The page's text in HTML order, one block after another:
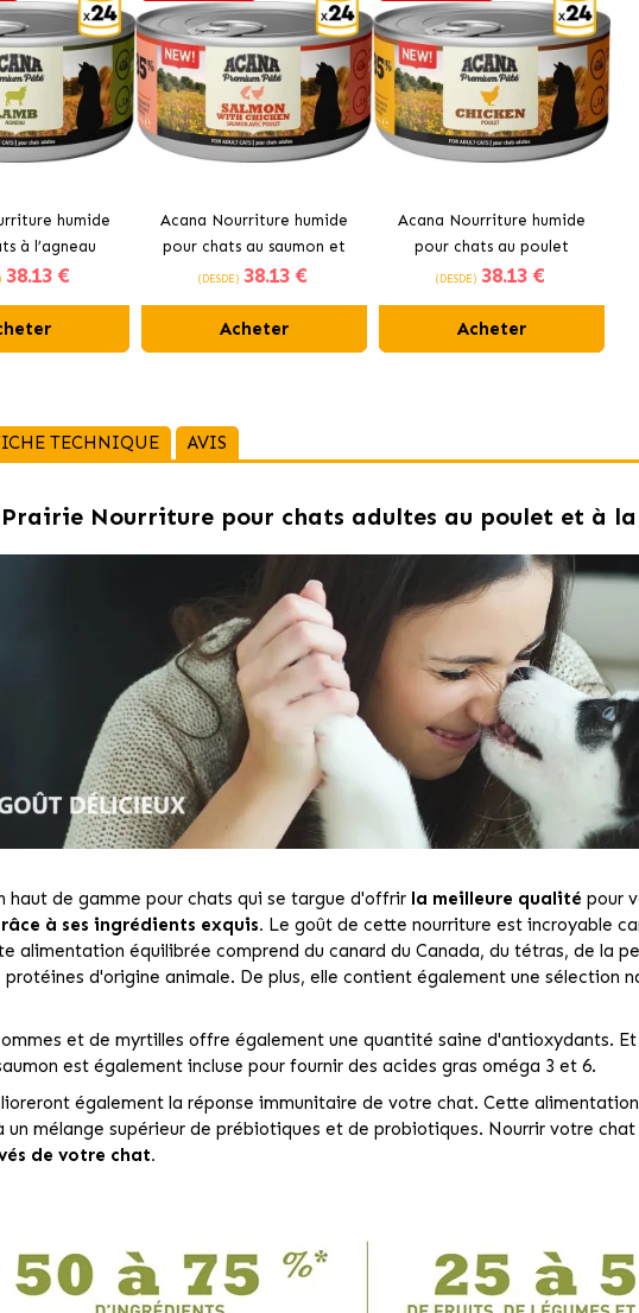
humide
à l’agneau
38.13 €
Acana Nourriture humide
pour chats au saumon et
poulet
(DESDE) 38.13 €
Acheter
Acana Nourriture humide
pour chats au poulet
(DESDE) 38.13 €
Acheter
TECHNIQUE AVIS
Nourriture pour chats adultes au poulet et à
haut de gamme pour chats qui se targue d'offrirla meilleure qualité pour
à ses ingrédients exquis. Le goût de cette nourriture est incroyable
alimentation équilibrée comprend du canard du Canada, du tétras, de la
d'origine animale. De plus, elle contient également une sélection
et de myrtilles offre également une quantité saine d'antioxydants.
est également incluse pour fournir des acides gras oméga 3 et 6.
également la réponse immunitaire de votre chat. Cette
mélange supérieur de prébiotiques et de probiotiques. Nourrir votre
de votre chat.